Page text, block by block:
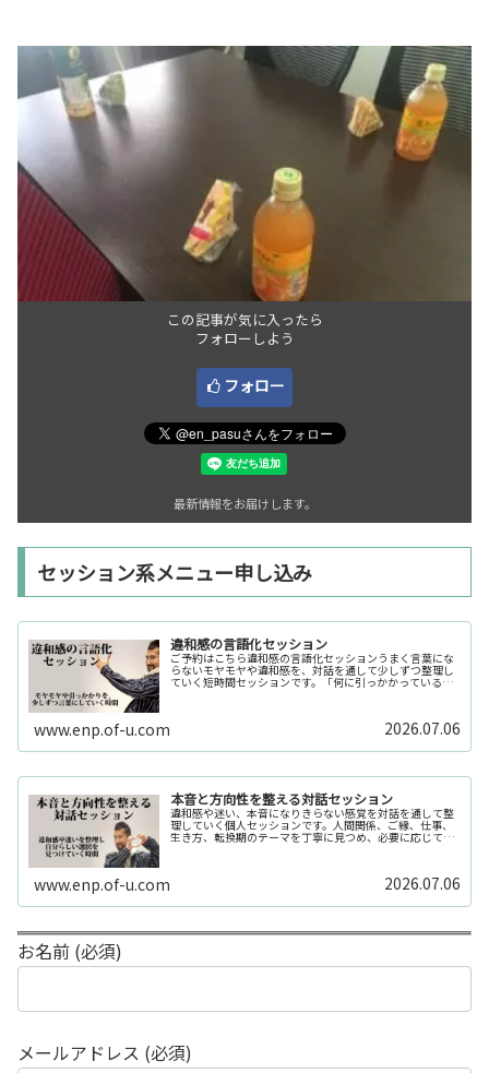
この記事が気に入ったら
フォローしよう
フォロー
最新情報をお届けします。
セッション系メニュー申し込み
違和感の言語化セッション
ご予約はこちら違和感の言語化セッションうまく言葉にな
らないモヤモヤや違和感を、対話を通して少しずつ整理し
ていく短時間セッションです。「何に引っかかっているの
か分からない」「今の自分の状態を整理したい」そんな時
www.enp.of-u.com 2026.07.06
本音と方向性を整える対話セッション
違和感や迷い、本音になりきらない感覚を対話を通して整
理していく個人セッションです。人間関係、ご縁、仕事、
生き方、転換期のテーマを丁寧に見つめ、必要に応じてカ
www.enp.of-u.com 2026.07.06
お名前 (必須)
メールアドレス (必須)